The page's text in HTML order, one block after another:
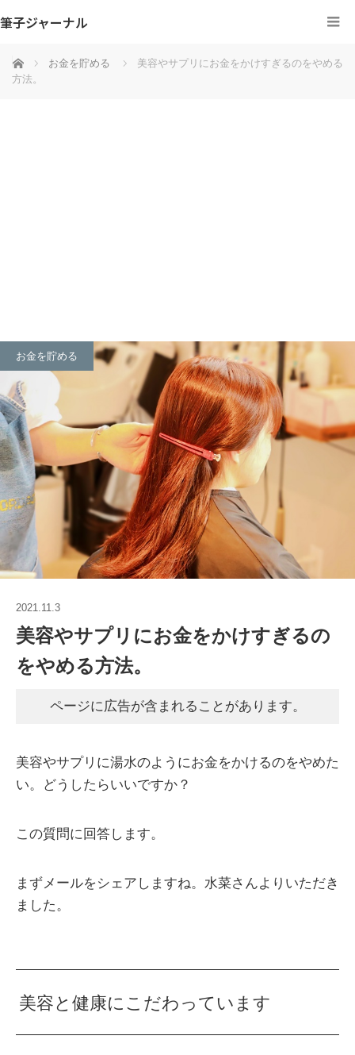
筆子ジャーナル
ホーム お金を貯める
美容やサプリにお金をかけすぎるのをやめる
方法。
お金を貯める
2021.11.3
美容やサプリにお金をかけすぎるの
をやめる方法。
ページに広告が含まれることがあります。
美容やサプリに湯水のようにお金をかけるのをやめた
い。どうしたらいいですか？
この質問に回答します。
まずメールをシェアしますね。水菜さんよりいただき
ました。
美容と健康にこだわっています